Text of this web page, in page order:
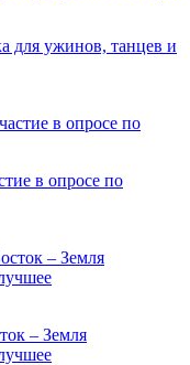
для ужинов, танцев и
в опросе по
– Земля